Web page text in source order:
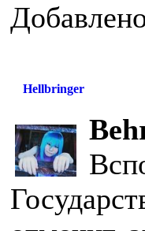
Hellbringer